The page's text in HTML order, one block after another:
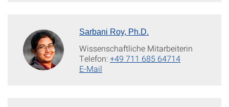
Sarbani Roy, Ph.D.
Wissenschaftliche Mitarbeiterin
Telefon:+49 711 685 64714
E-Mail